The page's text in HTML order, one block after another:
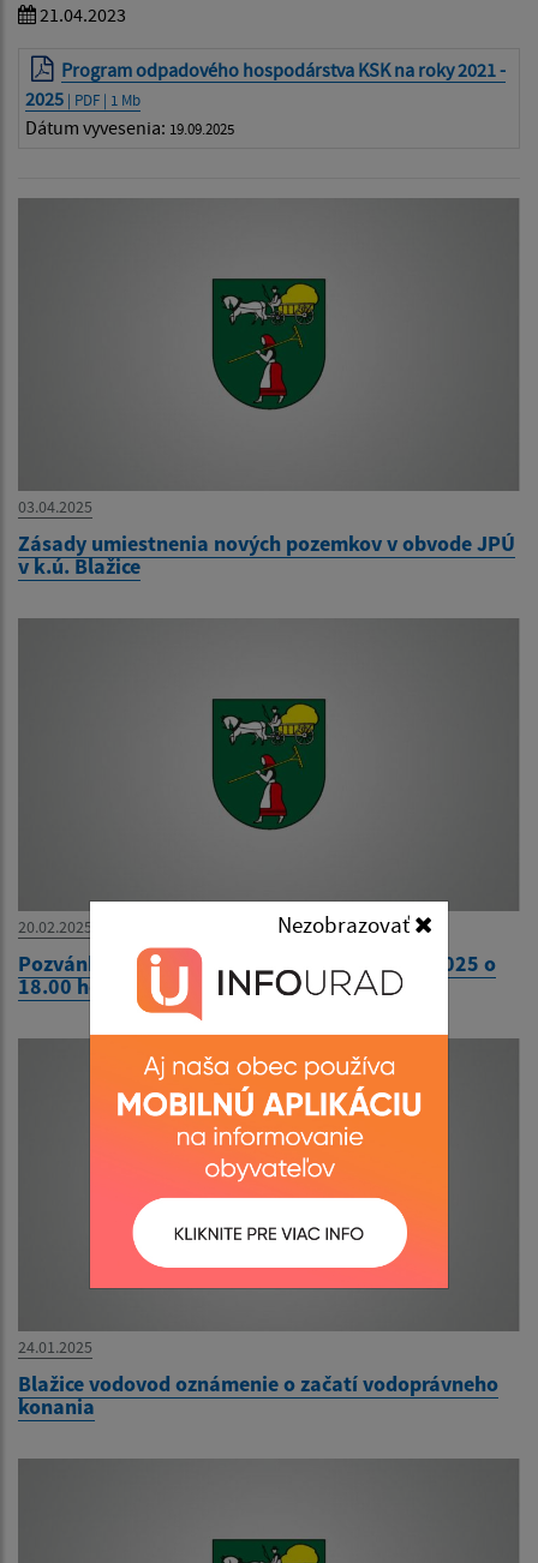
Nezobrazovať
21.04.2023
Program odpadového hospodárstva KSK na roky 2021 -
2025 | PDF | 1 Mb
Dátum vyvesenia: 19.09.2025
03.04.2025
Zásady umiestnenia nových pozemkov v obvode JPÚ
v k.ú. Blažice
20.02.2025
Pozvánka na 13. zasadnutie OcZ dňa 25.02.2025 o
18.00 hod.
24.01.2025
Blažice vodovod oznámenie o začatí vodoprávneho
konania